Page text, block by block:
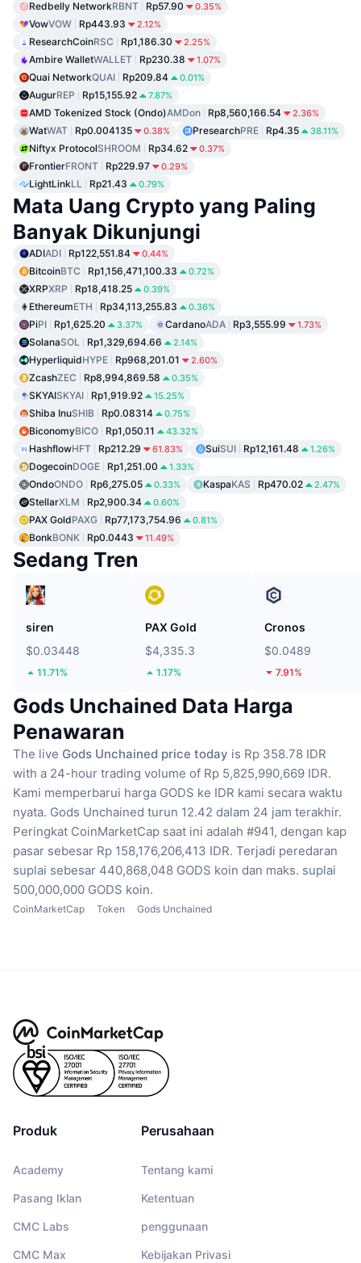
Redbelly NetworkRBNT Rp57.90 0.35%
VowVOW Rp443.93 2.12%
ResearchCoinRSC Rp1,186.30 2.25%
Ambire WalletWALLET Rp230.38 1.07%
Quai NetworkQUAI Rp209.84 0.01%
AugurREP Rp15,155.92 7.87%
AMD Tokenized Stock (Ondo)AMDon Rp8,560,166.54 2.36%
WatWAT Rp0.004135 0.38% PresearchPRE Rp4.35 38.11%
Niftyx ProtocolSHROOM Rp34.62 0.37%
FrontierFRONT Rp229.97 0.29%
LightLinkLL Rp21.43 0.79%
Mata Uang Crypto yang Paling
Banyak Dikunjungi
ADIADI Rp122,551.84 0.44%
BitcoinBTC Rp1,156,471,100.33 0.72%
XRPXRP Rp18,418.25 0.39%
EthereumETH Rp34,113,255.83 0.36%
PiPI Rp1,625.20 3.37% CardanoADA Rp3,555.99 1.73%
SolanaSOL Rp1,329,694.66 2.14%
HyperliquidHYPE Rp968,201.01 2.60%
ZcashZEC Rp8,994,869.58 0.35%
SKYAISKYAI Rp1,919.92 15.25%
Shiba InuSHIB Rp0.08314 0.75%
BiconomyBICO Rp1,050.11 43.32%
HashflowHFT Rp212.29 61.83% SuiSUI Rp12,161.48 1.26%
DogecoinDOGE Rp1,251.00 1.33%
OndoONDO Rp6,275.05 0.33% KaspaKAS Rp470.02 2.47%
StellarXLM Rp2,900.34 0.60%
PAX GoldPAXG Rp77,173,754.96 0.81%
BonkBONK Rp0.0443 11.49%
Sedang Tren
siren
$0.03448
11.71%
PAX Gold
$4,335.3
1.17%
Cronos
$0.0489
7.91%
Gods Unchained Data Harga
Penawaran
The live Gods Unchained price today is Rp 358.78 IDR
with a 24-hour trading volume of Rp 5,825,990,669 IDR.
Kami memperbarui harga GODS ke IDR kami secara waktu
nyata. Gods Unchained turun 12.42 dalam 24 jam terakhir.
Peringkat CoinMarketCap saat ini adalah #941, dengan kap
pasar sebesar Rp 158,176,206,413 IDR. Terjadi peredaran
suplai sebesar 440,868,048 GODS koin dan maks. suplai
500,000,000 GODS koin.
CoinMarketCap Token Gods Unchained
Produk
Academy
Pasang Iklan
CMC Labs
CMC Max
Perusahaan
Tentang kami
Ketentuan
penggunaan
Kebijakan Privasi